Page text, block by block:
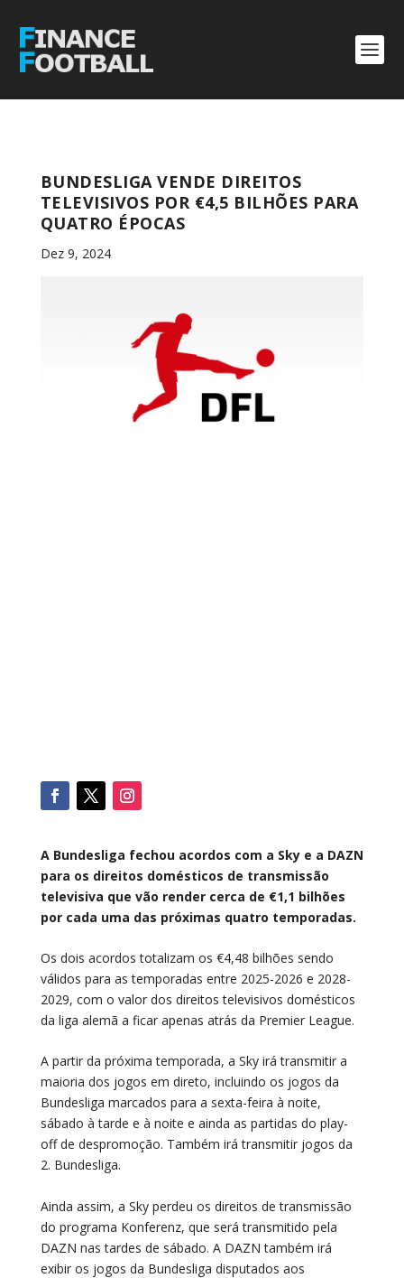
BUNDESLIGA VENDE DIREITOS
TELEVISIVOS POR €4,5 BILHÕES PARA
QUATRO ÉPOCAS
Dez 9, 2024
A Bundesliga fechou acordos com a Sky e a DAZN
para os direitos domésticos de transmissão
televisiva que vão render cerca de €1,1 bilhões
por cada uma das próximas quatro temporadas.
Os dois acordos totalizam os €4,48 bilhões sendo
válidos para as temporadas entre 2025-2026 e 2028-
2029, com o valor dos direitos televisivos domésticos
da liga alemã a ficar apenas atrás da Premier League.
A partir da próxima temporada, a Sky irá transmitir a
maioria dos jogos em direto, incluindo os jogos da
Bundesliga marcados para a sexta-feira à noite,
sábado à tarde e à noite e ainda as partidas do play-
off de despromoção. Também irá transmitir jogos da
2. Bundesliga.
Ainda assim, a Sky perdeu os direitos de transmissão
do programa Konferenz, que será transmitido pela
DAZN nas tardes de sábado. A DAZN também irá
exibir os jogos da Bundesliga disputados aos